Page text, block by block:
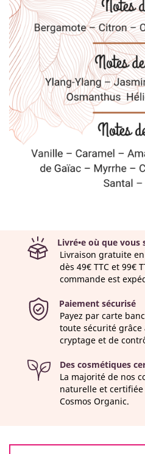
Livré•e où que vous
Livraison gratuite
dès 49€ TTC et 99€
commande est
Paiement sécurisé
Payez par carte
toute sécurité grâce
cryptage et de
Des cosmétiques
La majorité de nos
naturelle et
Cosmos Organic.